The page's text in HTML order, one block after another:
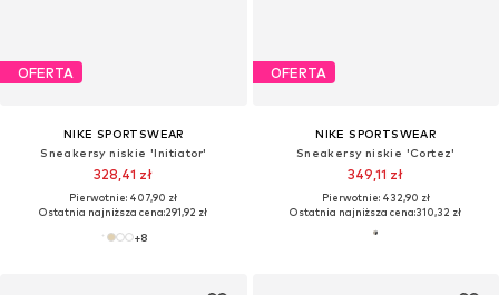
OFERTA
NIKE SPORTSWEAR
Sneakersy niskie 'Initiator'
328,41 zł
Pierwotnie: 407,90 zł
Ostatnia najniższa cena:291,92 zł
+8
OFERTA
NIKE SPORTSWEAR
Sneakersy niskie 'Cortez'
349,11 zł
Pierwotnie: 432,90 zł
Ostatnia najniższa cena:310,32 zł